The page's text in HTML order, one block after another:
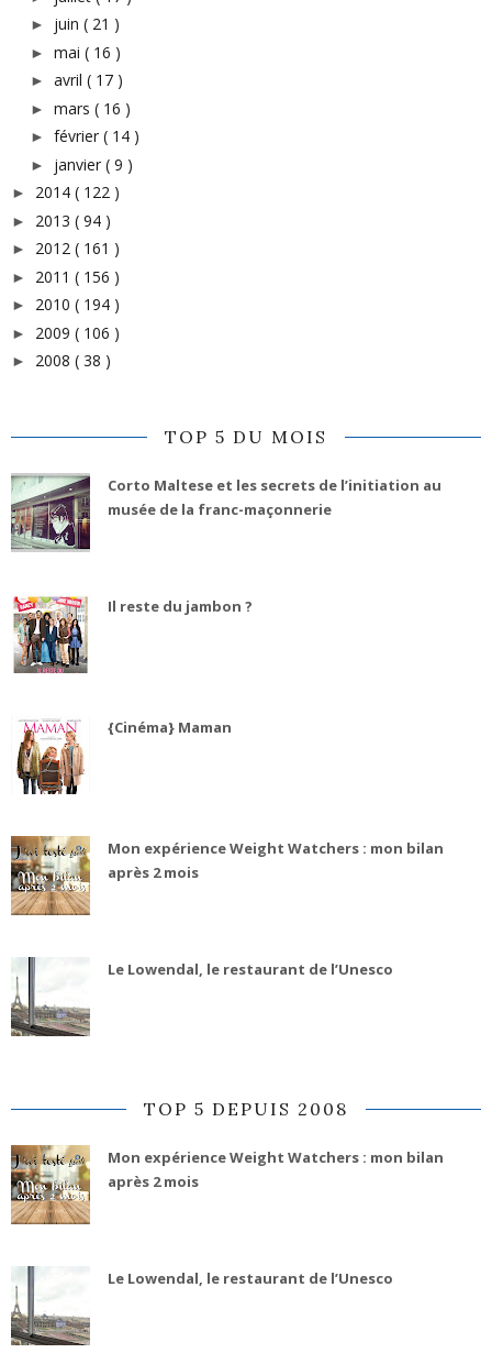
► juin ( 21 )
► mai ( 16 )
► avril ( 17 )
► mars ( 16 )
► février ( 14 )
► janvier ( 9 )
► 2014 ( 122 )
► 2013 ( 94 )
► 2012 ( 161 )
► 2011 ( 156 )
► 2010 ( 194 )
► 2009 ( 106 )
► 2008 ( 38 )
TOP 5 DU MOIS
Corto Maltese et les secrets de l’initiation au
musée de la franc-maçonnerie
Il reste du jambon ?
{Cinéma} Maman
Mon expérience Weight Watchers : mon bilan
après 2 mois
Le Lowendal, le restaurant de l’Unesco
TOP 5 DEPUIS 2008
Mon expérience Weight Watchers : mon bilan
après 2 mois
Le Lowendal, le restaurant de l’Unesco